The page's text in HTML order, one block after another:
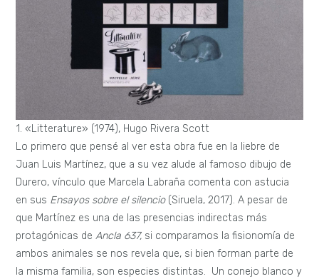
1. «Litterature» (1974), Hugo Rivera Scott
Lo primero que pensé al ver esta obra fue en la liebre de
Juan Luis Martínez, que a su vez alude al famoso dibujo de
Durero, vínculo que Marcela Labraña comenta con astucia
en sus Ensayos sobre el silencio(Siruela, 2017). A pesar de
que Martínez es una de las presencias indirectas más
protagónicas deAncla 637, si comparamos la fisionomía de
ambos animales se nos revela que, si bien forman parte de
la misma familia, son especies distintas. Un conejo blanco y